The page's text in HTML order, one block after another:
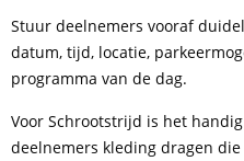
Stuur deelnemers vooraf
datum, tijd, locatie,
programma van de dag.
Voor Schrootstrijd is het
deelnemers kleding dragen